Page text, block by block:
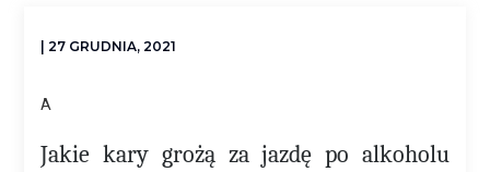
| 27 GRUDNIA, 2021
A
Jakie kary grożą za jazdę po alkoholu